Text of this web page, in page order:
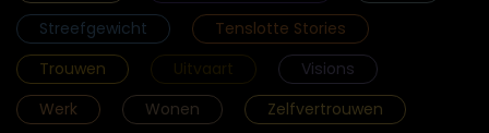
Streefgewicht
Tenslotte Stories
Trouwen
Uitvaart
Visions
Werk
Wonen Zelfvertrouwen